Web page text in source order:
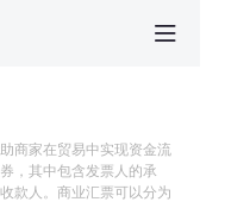
商家在贸易中实现资金流
，其中包含发票人的承
款人。商业汇票可以分为